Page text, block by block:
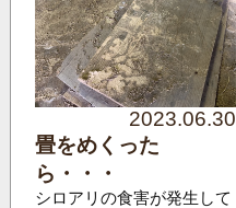
2023.06.30
畳をめくった
ら・・・
シロアリの食害が発生して